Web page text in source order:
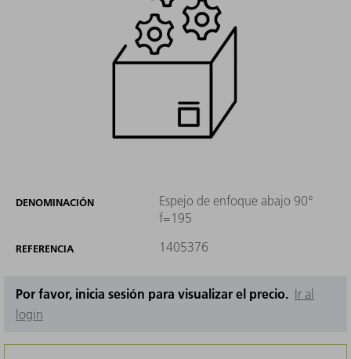
DENOMINACIÓN
Espejo de enfoque abajo 90°
f=195
REFERENCIA 1405376
Por favor, inicia sesión para visualizar el precio. Ir al
login